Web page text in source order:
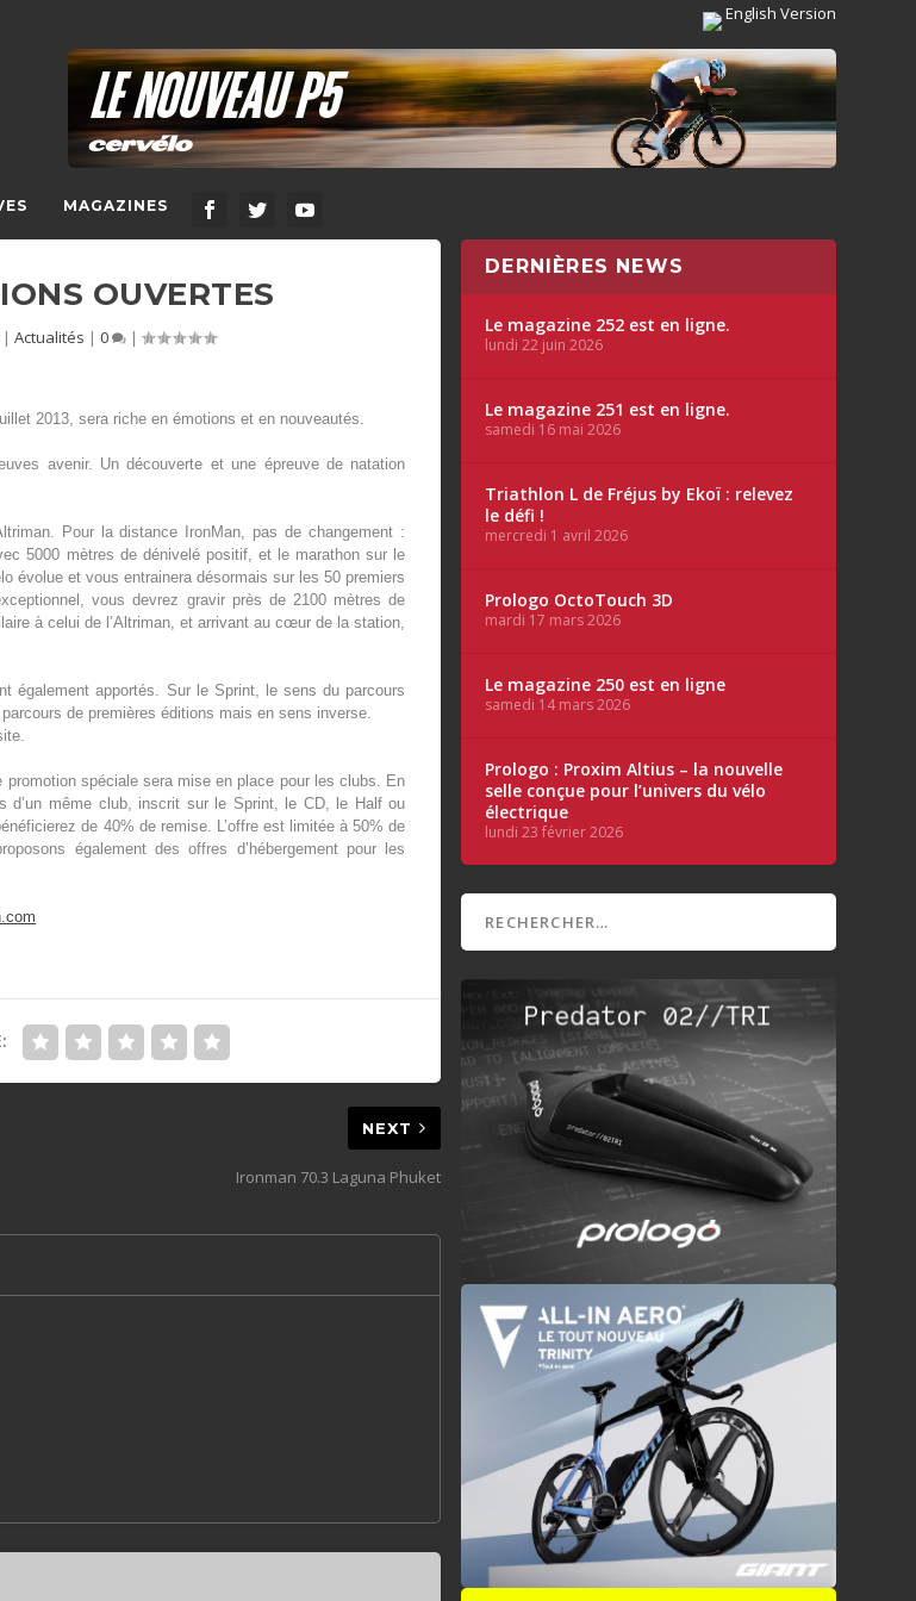
English Version
MAGAZINES
OUVERTES
|Actualités |0 |
2013, sera riche en émotions et en nouveautés.
avenir. Un découverte et une épreuve de natation
Pour la distance IronMan, pas de changement :
5000 mètres de dénivelé positif, et le marathon sur le
évolue et vous entrainera désormais sur les 50 premiers
vous devrez gravir près de 2100 mètres de
à celui de l’Altriman, et arrivant au cœur de la station,
également apportés. Sur le Sprint, le sens du parcours
de premières éditions mais en sens inverse.
spéciale sera mise en place pour les clubs. En
d’un même club, inscrit sur le Sprint, le CD, le Half ou
de 40% de remise. L’offre est limitée à 50% de
également des offres d’hébergement pour les
NEXT
Ironman 70.3 Laguna Phuket
DERNIÈRES NEWS
Le magazine 252 est en ligne.
lundi 22 juin 2026
Le magazine 251 est en ligne.
samedi 16 mai 2026
Triathlon L de Fréjus by Ekoï : relevez
le défi !
mercredi 1 avril 2026
Prologo OctoTouch 3D
mardi 17 mars 2026
Le magazine 250 est en ligne
samedi 14 mars 2026
Prologo : Proxim Altius – la nouvelle
selle conçue pour l’univers du vélo
électrique
lundi 23 février 2026